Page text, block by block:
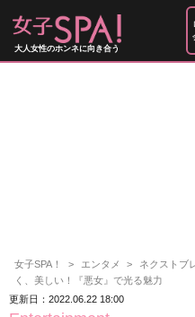
大人女性のホンネに向き合う
女子SPA！ エンタメ
ネクストブ
く、美しい！『悪女』で光る魅力
更新日：2022.06.22 18:00